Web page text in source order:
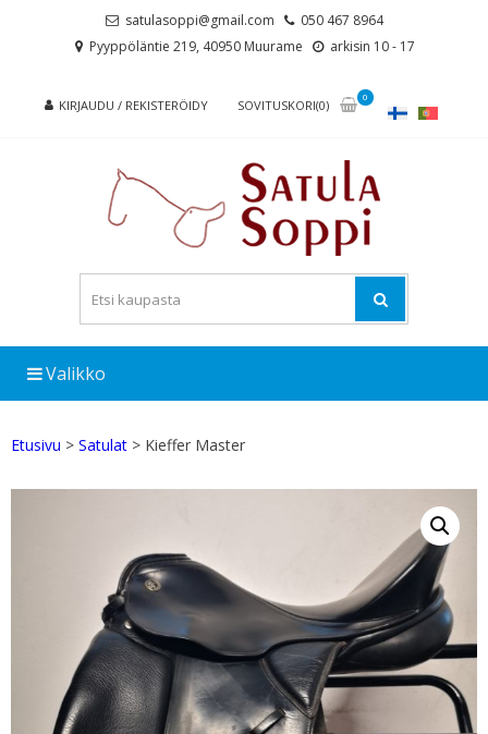
satulasoppi@gmail.com
050 467 8964
Pyyppöläntie 219, 40950 Muurame
arkisin 10 - 17
KIRJAUDU / REKISTERÖIDY SOVITUSKORI(0)
0
Valikko
Etusivu > Satulat > Kieffer Master